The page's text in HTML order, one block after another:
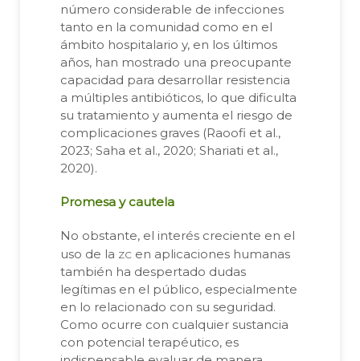
número considerable de infecciones
tanto en la comunidad como en el
ámbito hospitalario y, en los últimos
años, han mostrado una preocupante
capacidad para desarrollar resistencia
a múltiples antibióticos, lo que dificulta
su tratamiento y aumenta el riesgo de
complicaciones graves (Raoofi et al.,
2023; Saha et al., 2020; Shariati et al.,
2020).
Promesa y cautela
No obstante, el interés creciente en el
uso de la zc en aplicaciones humanas
también ha despertado dudas
legítimas en el público, especialmente
en lo relacionado con su seguridad.
Como ocurre con cualquier sustancia
con potencial terapéutico, es